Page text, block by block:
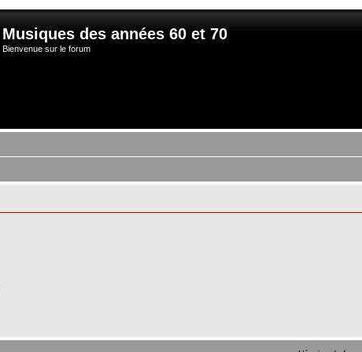
Musiques des années 60 et 70
Bienvenue sur le forum